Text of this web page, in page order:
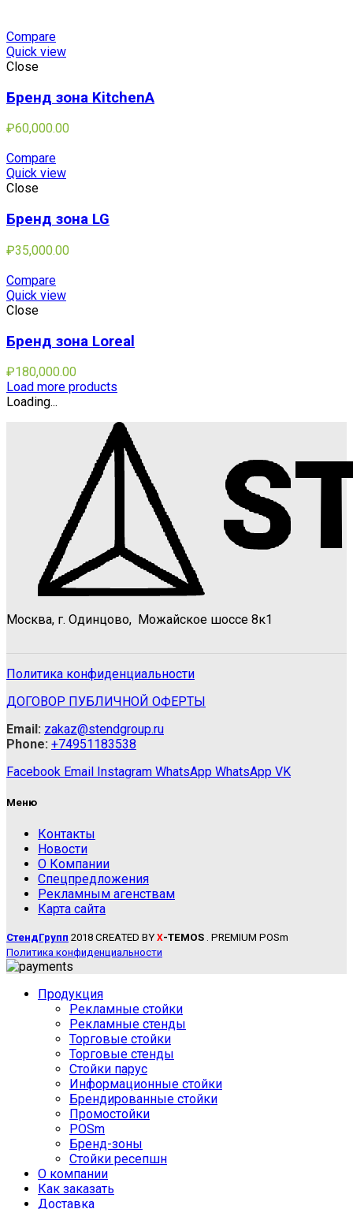
Compare
Quick view
Close
Бренд зона KitchenA
₽60,000.00
Compare
Quick view
Close
Бренд зона LG
₽35,000.00
Compare
Quick view
Close
Бренд зона Loreal
₽180,000.00
Load more products
Loading...
Москва, г. Одинцово, Можайское шоссе 8к1
Политика конфиденциальности
ДОГОВОР ПУБЛИЧНОЙ ОФЕРТЫ
Email: zakaz@stendgroup.ru
Phone: +74951183538
Facebook Email Instagram WhatsApp WhatsApp VK
Меню
Контакты
Новости
О Компании
Спецпредложения
Рекламным агенствам
Карта сайта
СтендГрупп 2018 CREATED BY X-TEMOS . PREMIUM POSm
Политика конфиденциальности
Продукция
Рекламные стойки
Рекламные стенды
Торговые стойки
Торговые стенды
Стойки парус
Информационные стойки
Брендированные стойки
Промостойки
POSm
Бренд-зоны
Стойки ресепшн
О компании
Как заказать
Доставка